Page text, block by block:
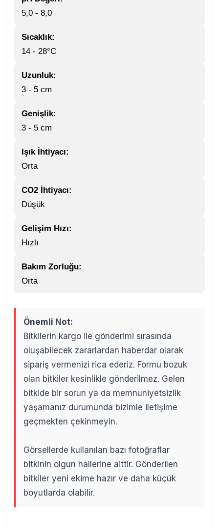
5,0 - 8,0
Sıcaklık:
14 - 28°C
Uzunluk:
3 - 5 cm
Genişlik:
3 - 5 cm
Işık İhtiyacı:
Orta
CO2 İhtiyacı:
Düşük
Gelişim Hızı:
Hızlı
Bakım Zorluğu:
Orta
Önemli Not:
Bitkilerin kargo ile gönderimi sırasında
oluşabilecek zararlardan haberdar olarak
sipariş vermenizi rica ederiz. Formu bozuk
olan bitkiler kesinlikle gönderilmez. Gelen
bitkide bir sorun ya da memnuniyetsizlik
yaşamanız durumunda bizimle iletişime
geçmekten çekinmeyin.
Görsellerde kullanılan bazı fotoğraflar
bitkinin olgun hallerine aittir. Gönderilen
bitkiler yeni ekime hazır ve daha küçük
boyutlarda olabilir.